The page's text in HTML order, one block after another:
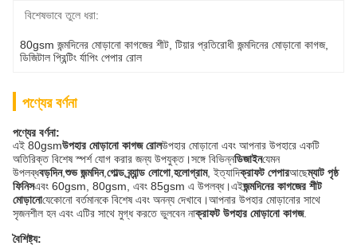
বিশেষভাবে তুলে ধরা:
80gsm জন্মদিনের মোড়ানো কাগজের শীট টিয়ার প্রতিরোধী জন্মদিনের মোড়ানো কাগজ
ডিজিটাল প্রিন্টিং র্যাপিং পেপার রোল
পণ্যের বর্ণনা
পণ্যের বর্ণনা:
এই 80gsmউপহার মোড়ানো কাগজ রোলউপহার মোড়ানো এবং আপনার উপহারে একটি
অতিরিক্ত বিশেষ স্পর্শ যোগ করার জন্য উপযুক্ত।সঙ্গে বিভিন্নডিজাইনযেমন
উপলব্ধবড়দিন,শুভ জন্মদিন,গোল্ড ব্র্যান্ড লোগো,হলোগ্রাম, ইত্যাদিক্রাফট পেপারআছেম্যাট পৃষ্ঠ
ফিনিসএবং 60gsm, 80gsm, এবং 85gsm এ উপলব্ধ।এইজন্মদিনের কাগজের শীট
মোড়ানোযেকোনো বর্তমানকে বিশেষ এবং অনন্য দেখাবে।আপনার উপহার মোড়ানোর সাথে
সৃজনশীল হন এবং এটির সাথে মুগ্ধ করতে ভুলবেন নাক্রাফট উপহার মোড়ানো কাগজ.
বৈশিষ্ট্য: